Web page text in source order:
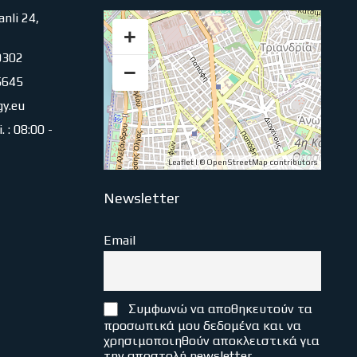
24,
: 08:00 -
+
−
Leaflet| © OpenStreetMapcontributors
Newsletter
Email
Συμφωνώ να αποθηκευτούν τα
προσωπικά μου δεδομένα και να
χρησιμοποιηθούν αποκλειστικά για